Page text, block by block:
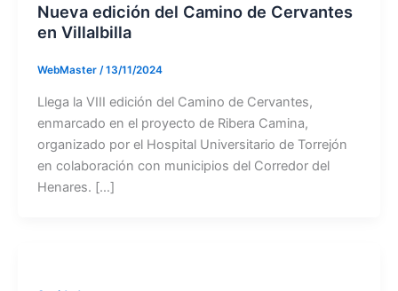
Nueva edición del Camino de Cervantes
en Villalbilla
WebMaster /13/11/2024
Llega la VIII edición del Camino de Cervantes,
enmarcado en el proyecto de Ribera Camina,
organizado por el Hospital Universitario de Torrejón
en colaboración con municipios del Corredor del
Henares. […]